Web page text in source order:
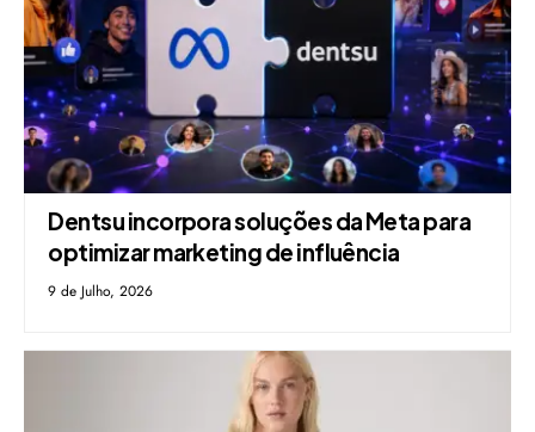
Dentsu incorpora soluções da Meta para
optimizar marketing de influência
9 de Julho, 2026